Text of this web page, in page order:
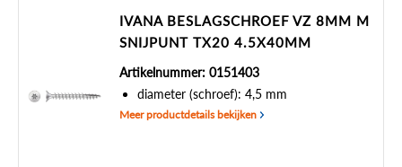
IVANA BESLAGSCHROEF VZ 8MM M
SNIJPUNT TX20 4.5X40MM
Artikelnummer: 0151403
diameter (schroef): 4,5 mm
Meer productdetails bekijken